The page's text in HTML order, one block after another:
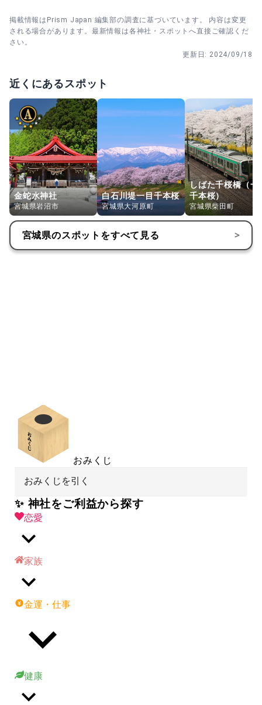
掲載情報はPrism Japan 編集部の調査に基づいています。 内容は変更
される場合があります。最新情報は各神社・スポットへ直接ご確認くだ
さい。
更新日: 2024/09/18
近くにあるスポット
金蛇水神社
宮城県岩沼市
白石川堤一目千本桜
宮城県大河原町
しばた千桜橋（一
千本桜）
宮城県柴田町
宮城県のスポットをすべて見る >
おみくじ
おみくじを引く
✨ 神社をご利益から探す
恋愛
家族
金運・仕事
健康